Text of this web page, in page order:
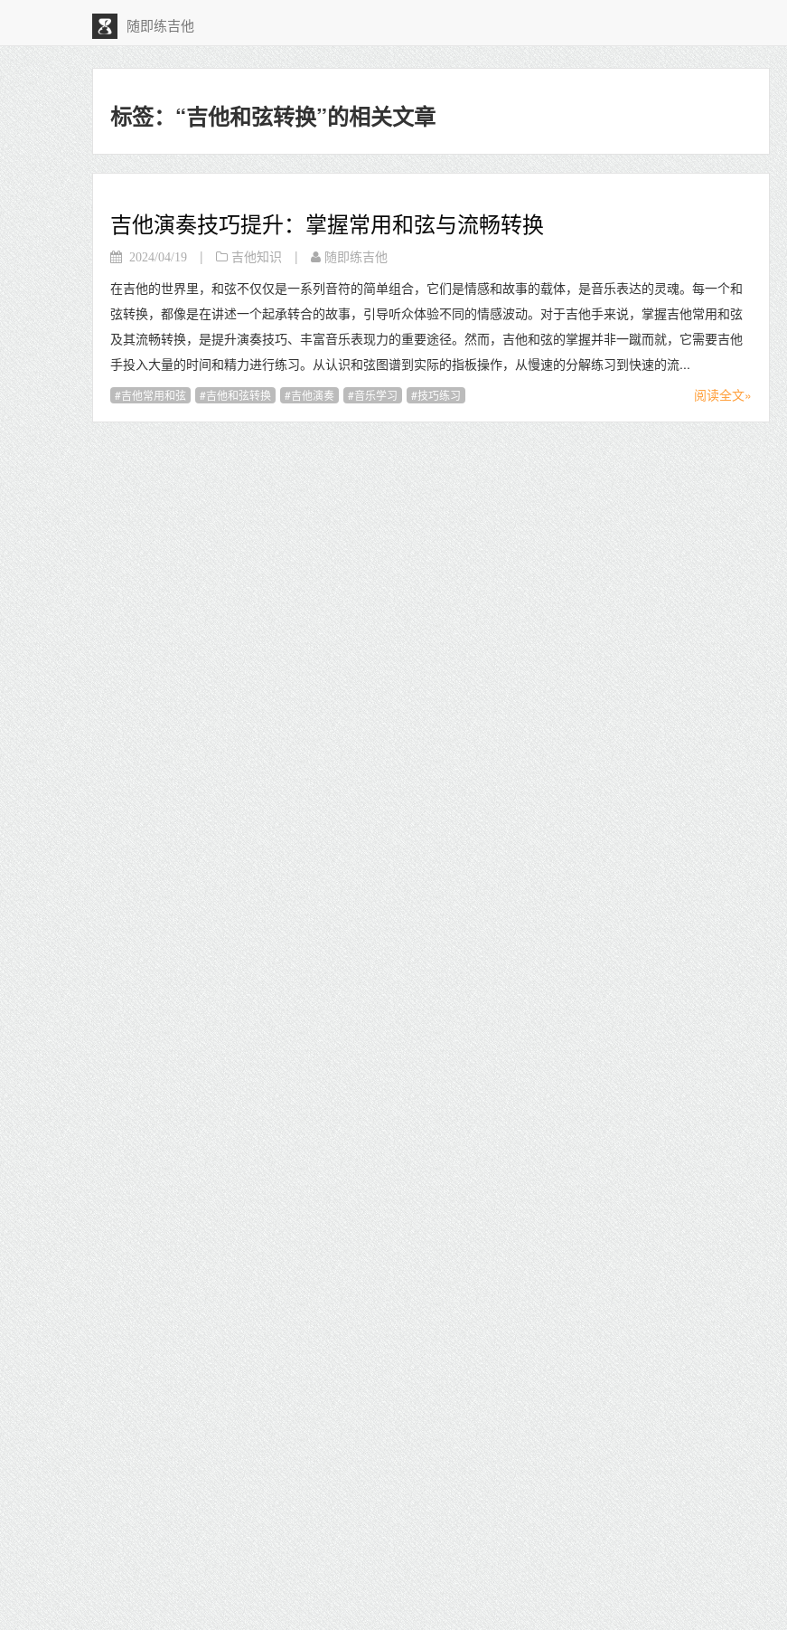
随即练吉他
标签：“吉他和弦转换”的相关文章
吉他演奏技巧提升：掌握常用和弦与流畅转换
2024/04/19 | 吉他知识 | 随即练吉他
在吉他的世界里，和弦不仅仅是一系列音符的简单组合，它们是情感和故事的载体，是音乐表达的灵魂。每一个和
弦转换，都像是在讲述一个起承转合的故事，引导听众体验不同的情感波动。对于吉他手来说，掌握吉他常用和弦
及其流畅转换，是提升演奏技巧、丰富音乐表现力的重要途径。然而，吉他和弦的掌握并非一蹴而就，它需要吉他
手投入大量的时间和精力进行练习。从认识和弦图谱到实际的指板操作，从慢速的分解练习到快速的流...
吉他常用和弦 吉他和弦转换 吉他演奏 音乐学习 技巧练习 阅读全文»